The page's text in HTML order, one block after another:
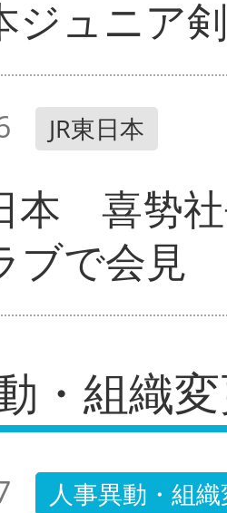
ジュニア
JR東日本
本 喜㔟
ブで会見
・組織
人事異動・組